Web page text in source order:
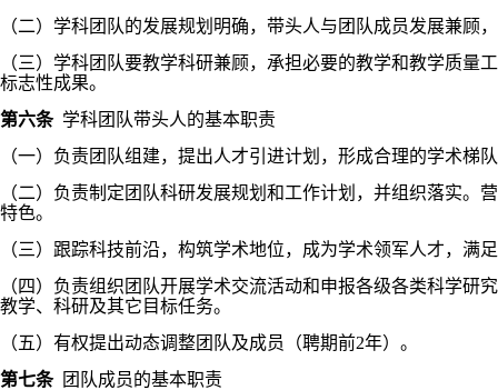
（二）学科团队的发展规划明确，带头人与团队成员发展兼
（三）学科团队要教学科研兼顾，承担必要的教学和教学质
标志性成果。
第六条 学科团队带头人的基本职责
（一）负责团队组建，提出人才引进计划，形成合理的学术
（二）负责制定团队科研发展规划和工作计划，并组织落实
特色。
（三）跟踪科技前沿，构筑学术地位，成为学术领军人才，满
（四）负责组织团队开展学术交流活动和申报各级各类科学
教学、科研及其它目标任务。
（五）有权提出动态调整团队及成员（聘期前2年）。
第七条
团队成员的基本职责